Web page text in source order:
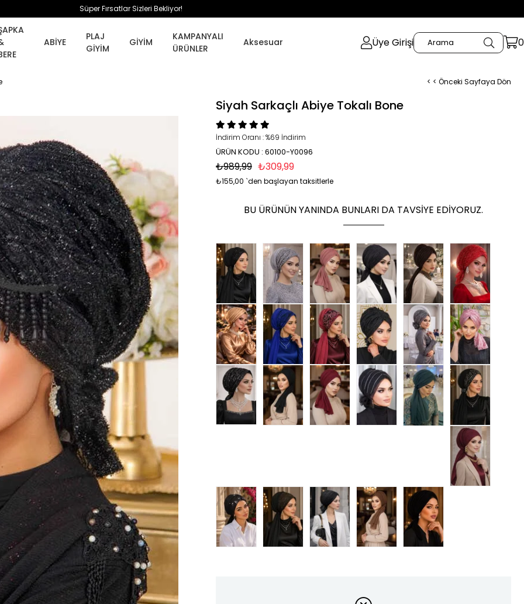
Süper Fırsatlar Sizleri Bekliyor!
ABİYE
PLAJ
GİYİM
GİYİM
KAMPANYALI
ÜRÜNLER
Aksesuar Üye Girişi 0
< < Önceki Sayfaya Dön
Siyah Sarkaçlı Abiye Tokalı Bone
İndirim Oranı :%69 İndirim
ÜRÜN KODU : 60100-Y0096
₺989,99 ₺309,99
₺155,00 `den başlayan taksitlerle
BU ÜRÜNÜN YANINDA BUNLARI DA TAVSIYE EDIYORUZ.